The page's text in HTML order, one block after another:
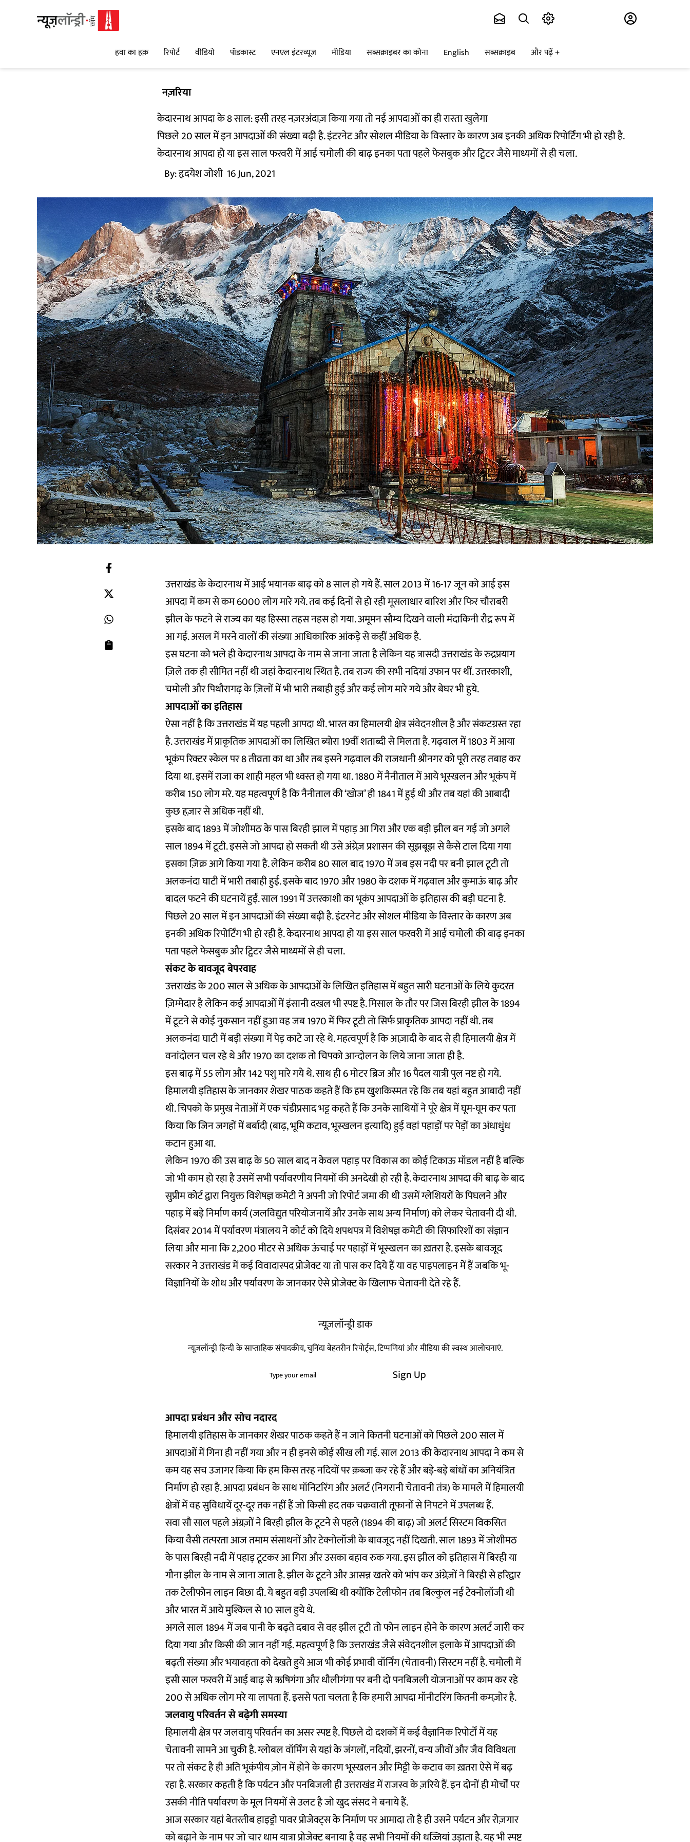
हवा का हक़ रिपोर्ट वीडियो पॉडकास्ट एनएल इंटरव्यूज मीडिया सब्सक्राइबर का कोना English सब्सक्राइब और पढ़ें
नज़रिया
केदारनाथ आपदा के 8 साल: इसी तरह नज़रअंदाज़ किया गया तो नई आपदाओं का ही रास्ता खुलेगा
पिछले 20 साल में इन आपदाओं की संख्या बढ़ी है. इंटरनेट और सोशल मीडिया के विस्तार के कारण अब इनकी अधिक रिपोर्टिंग भी हो रही है.
केदारनाथ आपदा हो या इस साल फरवरी में आई चमोली की बाढ़ इनका पता पहले फेसबुक और ट्विटर जैसे माध्यमों से ही चला.
By:हृदयेश जोशी 16 Jun, 2021
उत्तराखंड के केदारनाथ में आई भयानक बाढ़ को 8 साल हो गये हैं. साल 2013 में 16-17 जून को आई इस
आपदा में कम से कम 6000 लोग मारे गये. तब कई दिनों से हो रही मूसलाधार बारिश और फिर चौराबरी
झील के फटने से राज्य का यह हिस्सा तहस नहस हो गया. अमूमन सौम्य दिखने वाली मंदाकिनी रौद्र रूप में
आ गई. असल में मरने वालों की संख्या आधिकारिक आंकड़े से कहीं अधिक है.
इस घटना को भले ही केदारनाथ आपदा के नाम से जाना जाता है लेकिन यह त्रासदी उत्तराखंड के रुद्रप्रयाग
ज़िले तक ही सीमित नहीं थी जहां केदारनाथ स्थित है. तब राज्य की सभी नदियां उफान पर थीं. उत्तरकाशी,
चमोली और पिथौरागढ़ के ज़िलों में भी भारी तबाही हुई और कई लोग मारे गये और बेघर भी हुये.
आपदाओं का इतिहास
ऐसा नहीं है कि उत्तराखंड में यह पहली आपदा थी. भारत का हिमालयी क्षेत्र संवेदनशील है और संकटग्रस्त रहा
है. उत्तराखंड में प्राकृतिक आपदाओं का लिखित ब्योरा 19वीं शताब्दी से मिलता है. गढ़वाल में 1803 में आया
भूकंप रिक्टर स्केल पर 8 तीव्रता का था और तब इसने गढ़वाल की राजधानी श्रीनगर को पूरी तरह तबाह कर
दिया था. इसमें राजा का शाही महल भी ध्वस्त हो गया था. 1880 में नैनीताल में आये भूस्खलन और भूकंप में
करीब 150 लोग मरे. यह महत्वपूर्ण है कि नैनीताल की ‘खोज’ ही 1841 में हुई थी और तब यहां की आबादी
कुछ हज़ार से अधिक नहीं थी.
इसके बाद 1893 में जोशीमठ के पास बिरही झाल में पहाड़ आ गिरा और एक बड़ी झील बन गई जो अगले
साल 1894 में टूटी. इससे जो आपदा हो सकती थी उसे अंग्रेज़ प्रशासन की सूझबूझ से कैसे टाल दिया गया
इसका ज़िक्र आगे किया गया है. लेकिन करीब 80 साल बाद 1970 में जब इस नदी पर बनी झाल टूटी तो
अलकनंदा घाटी में भारी तबाही हुई. इसके बाद 1970 और 1980 के दशक में गढ़वाल और कुमाऊं बाढ़ और
बादल फटने की घटनायें हुईं. साल 1991 में उत्तरकाशी का भूकंप आपदाओं के इतिहास की बड़ी घटना है.
पिछले 20 साल में इन आपदाओं की संख्या बढ़ी है. इंटरनेट और सोशल मीडिया के विस्तार के कारण अब
इनकी अधिक रिपोर्टिंग भी हो रही है. केदारनाथ आपदा हो या इस साल फरवरी में आई चमोली की बाढ़ इनका
पता पहले फेसबुक और ट्विटर जैसे माध्यमों से ही चला.
संकट के बावजूद बेपरवाह
उत्तराखंड के 200 साल से अधिक के आपदाओं के लिखित इतिहास में बहुत सारी घटनाओं के लिये कुदरत
ज़िम्मेदार है लेकिन कई आपदाओं में इंसानी दखल भी स्पष्ट है. मिसाल के तौर पर जिस बिरही झील के 1894
में टूटने से कोई नुकसान नहीं हुआ वह जब 1970 में फिर टूटी तो सिर्फ प्राकृतिक आपदा नहीं थी. तब
अलकनंदा घाटी में बड़ी संख्या में पेड़ काटे जा रहे थे. महत्वपूर्ण है कि आज़ादी के बाद से ही हिमालयी क्षेत्र में
वनांदोलन चल रहे थे और 1970 का दशक तो चिपको आन्दोलन के लिये जाना जाता ही है.
इस बाढ़ में 55 लोग और 142 पशु मारे गये थे. साथ ही 6 मोटर ब्रिज और 16 पैदल यात्री पुल नष्ट हो गये.
हिमालयी इतिहास के जानकार शेखर पाठक कहते हैं कि हम खुशकिस्मत रहे कि तब यहां बहुत आबादी नहीं
थी. चिपको के प्रमुख नेताओं में एक चंडीप्रसाद भट्ट कहते हैं कि उनके साथियों ने पूरे क्षेत्र में घूम-घूम कर पता
किया कि जिन जगहों में बर्बादी (बाढ़, भूमि कटाव, भूस्खलन इत्यादि) हुई वहां पहाड़ों पर पेड़ों का अंधाधुंध
कटान हुआ था.
लेकिन 1970 की उस बाढ़ के 50 साल बाद न केवल पहाड़ पर विकास का कोई टिकाऊ मॉडल नहीं है बल्कि
जो भी काम हो रहा है उसमें सभी पर्यावरणीय नियमों की अनदेखी हो रही है. केदारनाथ आपदा की बाढ़ के बाद
सुप्रीम कोर्ट द्वारा नियुक्त विशेषज्ञ कमेटी ने अपनी जो रिपोर्ट जमा की थी उसमें ग्लेशियरों के पिघलने और
पहाड़ में बड़े निर्माण कार्य (जलविद्युत परियोजनायें और उनके साथ अन्य निर्माण) को लेकर चेतावनी दी थी.
दिसंबर 2014 में पर्यावरण मंत्रालय ने कोर्ट को दिये शपथपत्र में विशेषज्ञ कमेटी की सिफारिशों का संज्ञान
लिया और माना कि 2,200 मीटर से अधिक ऊंचाई पर पहाड़ों में भूस्खलन का ख़तरा है. इसके बावजूद
सरकार ने उत्तराखंड में कई विवादास्पद प्रोजेक्ट या तो पास कर दिये हैं या वह पाइपलाइन में हैं जबकि भू-
विज्ञानियों के शोध और पर्यावरण के जानकार ऐसे प्रोजेक्ट के खिलाफ चेतावनी देते रहे हैं.
न्यूज़लॉन्ड्री डाक
न्यूज़लॉन्ड्री हिन्दी के साप्ताहिक संपादकीय, चुनिंदा बेहतरीन रिपोर्ट्स, टिप्पणियां और मीडिया की स्वस्थ आलोचनाएं.
Sign Up
आपदा प्रबंधन और सोच नदारद
हिमालयी इतिहास के जानकार शेखर पाठक कहते हैं न जाने कितनी घटनाओं को पिछले 200 साल में
आपदाओं में गिना ही नहीं गया और न ही इनसे कोई सीख ली गई. साल 2013 की केदारनाथ आपदा ने कम से
कम यह सच उजागर किया कि हम किस तरह नदियों पर क़ब्ज़ा कर रहे हैं और बड़े-बड़े बांधों का अनियंत्रित
निर्माण हो रहा है. आपदा प्रबंधन के साथ मॉनिटरिंग और अलर्ट (निगरानी चेतावनी तंत्र) के मामले में हिमालयी
क्षेत्रों में वह सुविधायें दूर-दूर तक नहीं हैं जो किसी हद तक चक्रवाती तूफानों से निपटने में उपलब्ध हैं.
सवा सौ साल पहले अंग्रज़ों ने बिरही झील के टूटने से पहले (1894 की बाढ़) जो अलर्ट सिस्टम विकसित
किया वैसी तत्परता आज तमाम संसाधनों और टेक्नोलॉजी के बावजूद नहीं दिखती. साल 1893 में जोशीमठ
के पास बिरही नदी में पहाड़ टूटकर आ गिरा और उसका बहाव रुक गया. इस झील को इतिहास में बिरही या
गौना झील के नाम से जाना जाता है. झील के टूटने और आसन्न खतरे को भांप कर अंग्रेज़ों ने बिरही से हरिद्वार
तक टेलीफोन लाइन बिछा दी. ये बहुत बड़ी उपलब्धि थी क्योंकि टेलीफोन तब बिल्कुल नई टेक्नोलॉजी थी
और भारत में आये मुश्किल से 10 साल हुये थे.
अगले साल 1894 में जब पानी के बढ़ते दबाव से वह झील टूटी तो फोन लाइन होने के कारण अलर्ट जारी कर
दिया गया और किसी की जान नहीं गई. महत्वपूर्ण है कि उत्तराखंड जैसे संवेदनशील इलाके में आपदाओं की
बढ़ती संख्या और भयावहता को देखते हुये आज भी कोई प्रभावी वॉर्निंग (चेतावनी) सिस्टम नहीं है. चमोली में
इसी साल फरवरी में आई बाढ़ से ऋषिगंगा और धौलीगंगा पर बनी दो पनबिजली योजनाओं पर काम कर रहे
200 से अधिक लोग मरे या लापता हैं. इससे पता चलता है कि हमारी आपदा मॉनीटरिंग कितनी कमज़ोर है.
जलवायु परिवर्तन से बढ़ेगी समस्या
हिमालयी क्षेत्र पर जलवायु परिवर्तन का असर स्पष्ट है. पिछले दो दशकों में कई वैज्ञानिक रिपोर्टों में यह
चेतावनी सामने आ चुकी है. ग्लोबल वॉर्मिंग से यहां के जंगलों, नदियों, झरनों, वन्य जीवों और जैव विविधता
पर तो संकट है ही अति भूकंपीय ज़ोन में होने के कारण भूस्खलन और मिट्टी के कटाव का ख़तरा ऐसे में बढ़
रहा है. सरकार कहती है कि पर्यटन और पनबिजली ही उत्तराखंड में राजस्व के ज़रिये हैं. इन दोनों ही मोर्चों पर
उसकी नीति पर्यावरण के मूल नियमों से उलट है जो खुद संसद ने बनाये हैं.
आज सरकार यहां बेतरतीब हाइड्रो पावर प्रोजेक्ट्स के निर्माण पर आमादा तो है ही उसने पर्यटन और रोज़गार
को बढ़ाने के नाम पर जो चार धाम यात्रा प्रोजेक्ट बनाया है वह सभी नियमों की धज्जियां उड़ाता है. यह भी स्पष्ट